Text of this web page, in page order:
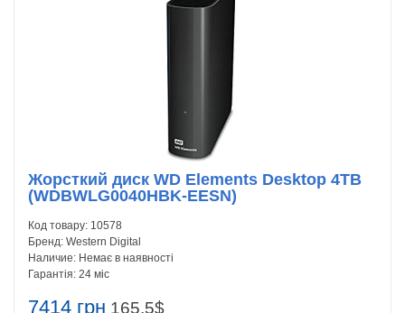
7414 грн 165.5$
Жорсткий диск WD Elements Desktop 4TB
(WDBWLG0040HBK-EESN)
Код товару: 10578
Бренд: Western Digital
Наличие: Немає в наявності
Гарантія: 24 міс